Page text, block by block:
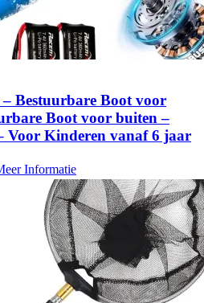
Bestuurbare Boot voor
Boot voor buiten –
Voor Kinderen vanaf 6 jaar
Informatie